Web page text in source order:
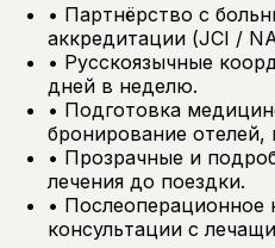
• Партнёрство с
аккредитации (JCI /
• Русскоязычные
дней в неделю.
• Подготовка
бронирование отелей,
• Прозрачные и
лечения до поездки.
• Послеоперационное
консультации с